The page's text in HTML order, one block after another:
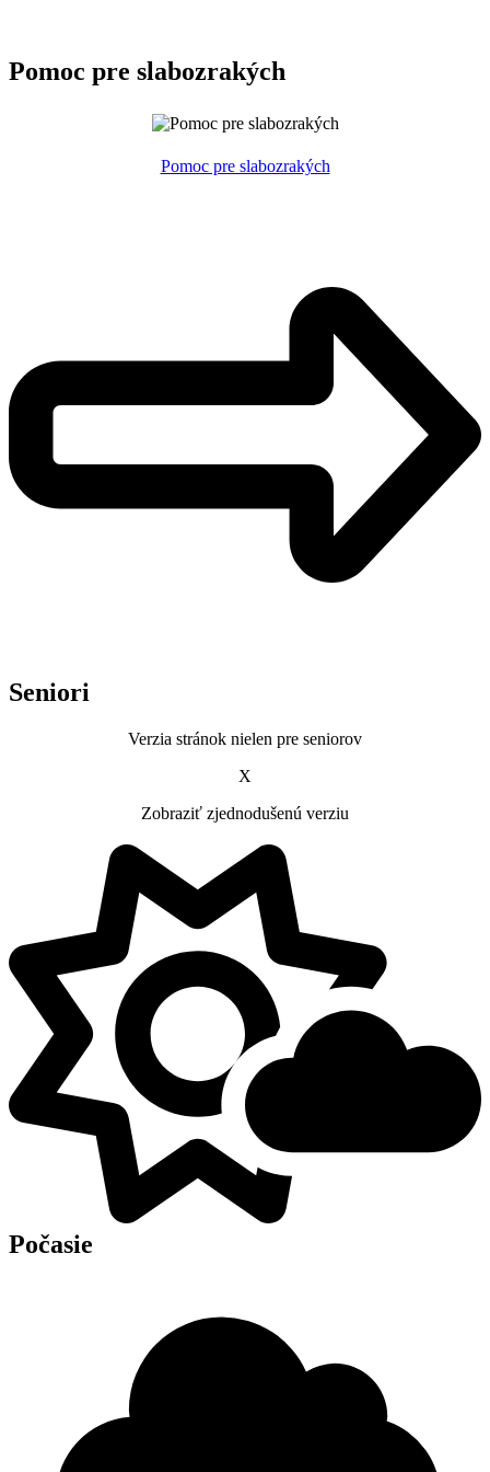
Pomoc pre slabozrakých
Pomoc pre slabozrakých
Seniori
Verzia stránok nielen pre seniorov
X
Zobraziť zjednodušenú verziu
Počasie